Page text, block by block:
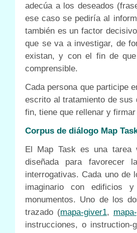
adecúa a los deseados
ese caso se pediría al
también es un factor
que se va a investigar, de
existan, y con el fin de
comprensible.
Cada persona que participe
escrito al tratamiento de
fin, tiene que rellenar y
Corpus de diálogo Map
El Map Task es una tarea
diseñada para favorecer
interrogativas. Cada uno de
imaginario con edificios
monumentos. Uno de los
trazado (mapa-giver1,
instrucciones, o